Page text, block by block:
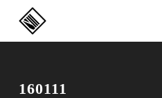
160111